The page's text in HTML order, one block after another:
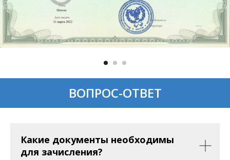
ВОПРОС-ОТВЕТ
Какие документы необходимы
для зачисления?